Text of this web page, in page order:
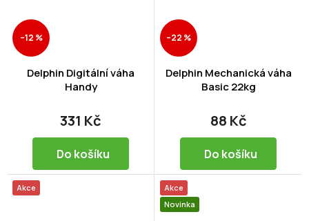
–12 %
Delphin Digitální váha
Handy
331 Kč
Do košíku
–22 %
Delphin Mechanická váha
Basic 22kg
88 Kč
Do košíku
Akce
Akce
Novinka